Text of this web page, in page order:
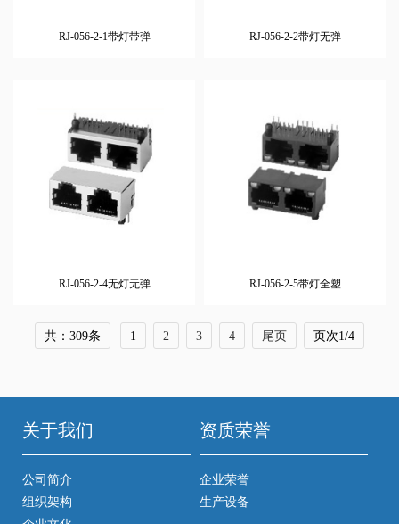
RJ-056-2-1带灯带弹 RJ-056-2-2带灯无弹
RJ-056-2-4无灯无弹 RJ-056-2-5带灯全塑
共：309条 1 2 3 4 尾页 页次1/4
关于我们
公司简介
组织架构
资质荣誉
企业荣誉
生产设备